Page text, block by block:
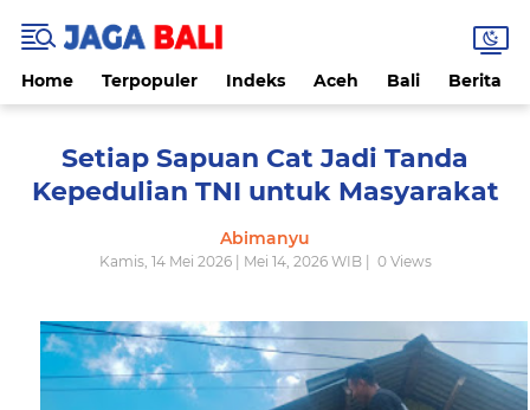
Home Terpopuler Indeks Aceh Bali Berita
Setiap Sapuan Cat Jadi Tanda
Kepedulian TNI untuk Masyarakat
Abimanyu
Kamis, 14 Mei 2026 | Mei 14, 2026 WIB | 0Views